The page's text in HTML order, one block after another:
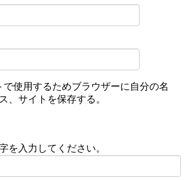
で使用するためブラウザーに自分の名
、サイトを保存する。
を入力してください。